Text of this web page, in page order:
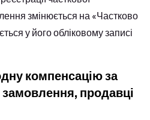
змінюється на «Частково
у його обліковому записі
компенсацію за
продавці